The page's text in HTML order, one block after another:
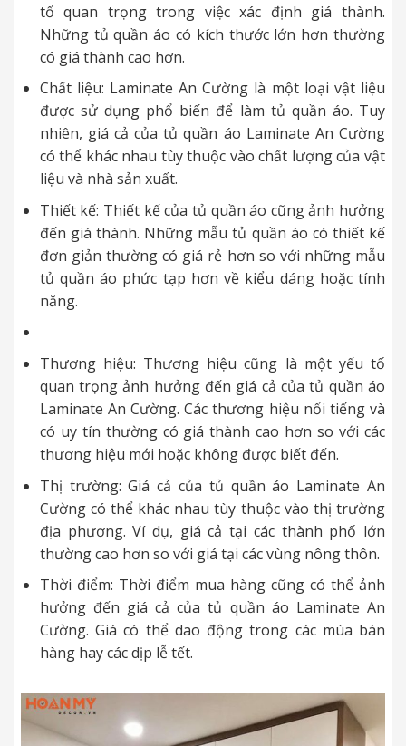
tố quan trọng trong việc xác định giá thành.
Những tủ quần áo có kích thước lớn hơn thường
có giá thành cao hơn.
Chất liệu: Laminate An Cường là một loại vật liệu
được sử dụng phổ biến để làm tủ quần áo. Tuy
nhiên, giá cả của tủ quần áo Laminate An Cường
có thể khác nhau tùy thuộc vào chất lượng của vật
liệu và nhà sản xuất.
Thiết kế: Thiết kế của tủ quần áo cũng ảnh hưởng
đến giá thành. Những mẫu tủ quần áo có thiết kế
đơn giản thường có giá rẻ hơn so với những mẫu
tủ quần áo phức tạp hơn về kiểu dáng hoặc tính
năng.
Thương hiệu: Thương hiệu cũng là một yếu tố
quan trọng ảnh hưởng đến giá cả của tủ quần áo
Laminate An Cường. Các thương hiệu nổi tiếng và
có uy tín thường có giá thành cao hơn so với các
thương hiệu mới hoặc không được biết đến.
Thị trường: Giá cả của tủ quần áo Laminate An
Cường có thể khác nhau tùy thuộc vào thị trường
địa phương. Ví dụ, giá cả tại các thành phố lớn
thường cao hơn so với giá tại các vùng nông thôn.
Thời điểm: Thời điểm mua hàng cũng có thể ảnh
hưởng đến giá cả của tủ quần áo Laminate An
Cường. Giá có thể dao động trong các mùa bán
hàng hay các dịp lễ tết.